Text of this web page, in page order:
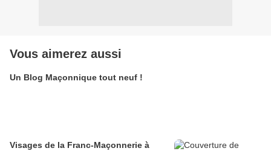
Vous aimerez aussi
Un Blog Maçonnique tout neuf !
Visages de la Franc-Maçonnerie à